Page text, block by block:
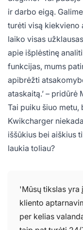
ir darbo eigą.
turėti visą kiekvieno
laiko visas
apie išplėstinę
funkcijas, mums
apibrėžti
ataskaitą.’ – pridūrė
Tai puiku šiuo metu,
Kwikcharger
iššūkius bei aiškius
laukia toliau?
'Mūsų tikslas yra
kliento
per kelias